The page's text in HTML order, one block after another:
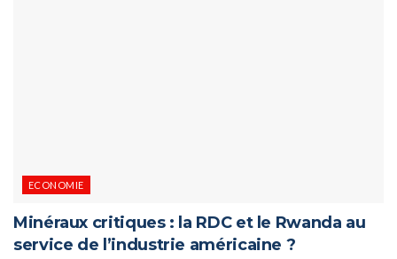
ECONOMIE
Minéraux critiques : la RDC et le Rwanda au
service de l’industrie américaine ?